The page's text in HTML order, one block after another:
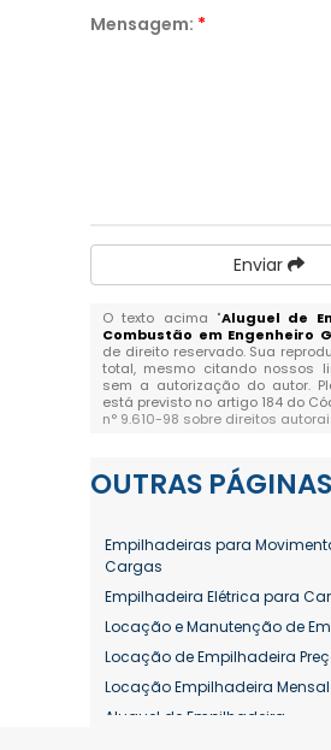
Mensagem: *
Enviar
O texto acima "Aluguel de
Combustão em Engenheiro
de direito reservado. Sua
total, mesmo citando nossos
sem a autorização do autor.
está previsto no artigo 184 do
n° 9.610-98 sobre direitos
OUTRAS PÁGINAS
Empilhadeiras para
Cargas
Empilhadeira Elétrica para
Locação e Manutenção de
Locação de Empilhadeira
Locação Empilhadeira Mensal
Aluguel de Empilhadeira